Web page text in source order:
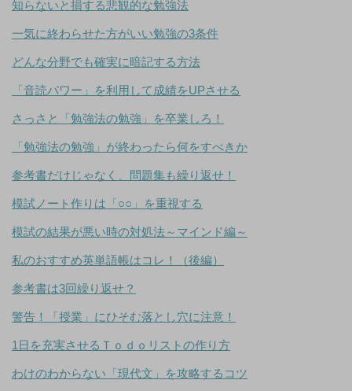
知らないと損する悲観的な勉強法
一気に終わらせた方がいい勉強の3条件
どんな分野でも確実に暗記する方法
「音読パワー」を利用して成績をUPさせる
さっさと「勉強法の勉強」を卒業しろ！
「勉強法の勉強」が終わったら何をすべきか
参考書だけじゃなく、問題集も繰り返せ！
模試ノート作りは「○○」を重視する
模試の結果が悪い時の対処法～マインド編～
私のおすすめ英単語帳はコレ！（後編）
参考書は3回繰り返せ？
警告！「授業」にひそむ落とし穴に注意！
1日を充実させるＴｏｄｏリストの作り方
わけのわからない「現代文」を攻略するコツ